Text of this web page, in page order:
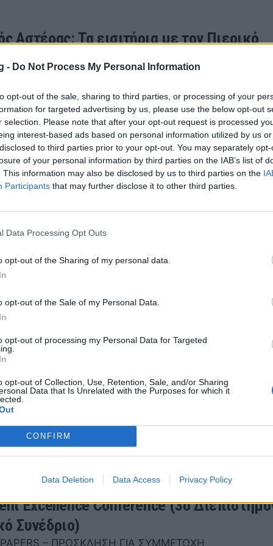
- Do Not Process My Personal Information
opt-out of the sale, sharing to third parties, or processing of your
for targeted advertising by us, please use the below opt-out
selection. Please note that after your opt-out request is processed
interest-based ads based on personal information utilized by us
to third parties prior to your opt-out. You may separately
of your personal information by third parties on the IAB’s list of
This information may also be disclosed by us to third parties on the
Participants that may further disclose it to other third parties.
Data Processing Opt Outs
opt-out of the Sharing of my personal data.
opt-out of the Sale of my Personal Data.
opt-out of processing my Personal Data for Targeted
opt-out of Collection, Use, Retention, Sale, and/or Sharing
Data that Is Unrelated with the Purposes for which it
CONFIRM
Data Deletion Data Access Privacy Policy
Αστέρας: Τα εισιτήρια με τον Πιερικό
της 2ης αγωνιστικής των πλέι άουτ με τον
Ερασιτεχνών: Βγαίνει το ζευγάρι του
ευθεία έχει μπει ο θεσμός του Κυπέλλου
στις 17:00 διεξάγονται οι ημιτελικοί, από τους
12:38
«Δύσκολη χρονιά που με πλήγωσε
την απογοήτευσή του ο παίκτης του Απόλλωνα 1926,
Κατσιαρός, για τον υποβιβασμό και την άσχημη
12:31
Excellence Conference (3ο
Συνέδριο)
PAPERS – ΠΡΟΣΚΛΗΣΗ ΓΙΑ ΣΥΜΜΕΤΟΧΗ